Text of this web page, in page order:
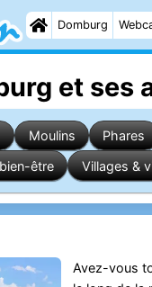
Domburg
et ses
Moulins Phares
être
Villages &
Avez-vous